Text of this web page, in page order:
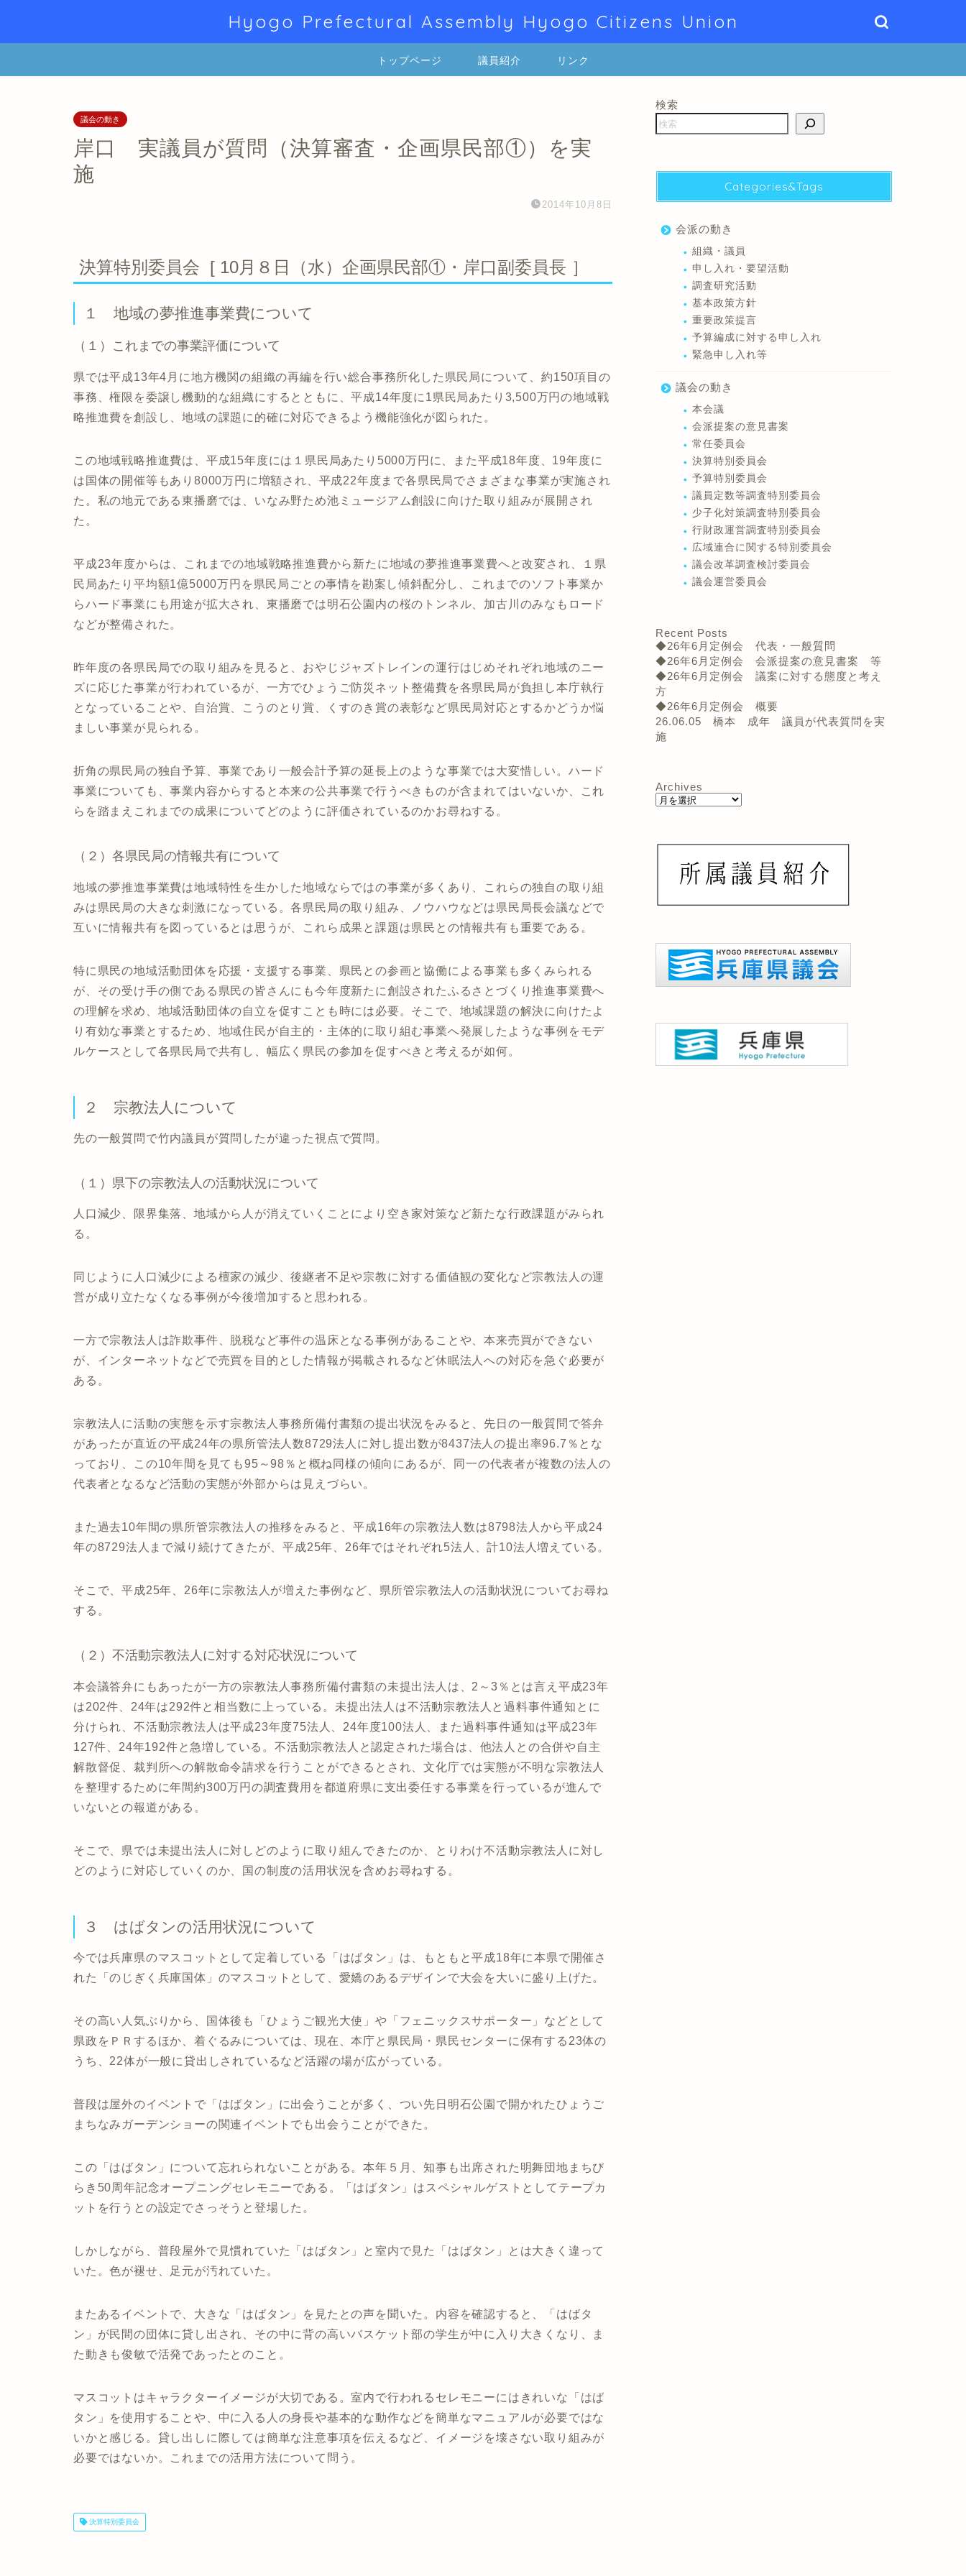
Hyogo Prefectural Assembly Hyogo Citizens Union
トップページ 議員紹介 リンク
議会の動き
岸口 実議員が質問（決算審査・企画県民部①）を実
施
2014年10月8日
決算特別委員会 [ 10月８日（水）企画県民部①・岸口副委員長 ］
１ 地域の夢推進事業費について
（１）これまでの事業評価について
県では平成13年4月に地方機関の組織の再編を行い総合事務所化した県民局について、約150項目の
事務、権限を委譲し機動的な組織にするとともに、平成14年度に1県民局あたり3,500万円の地域戦
略推進費を創設し、地域の課題に的確に対応できるよう機能強化が図られた。
この地域戦略推進費は、平成15年度には１県民局あたり5000万円に、また平成18年度、19年度に
は国体の開催等もあり8000万円に増額され、平成22年度まで各県民局でさまざまな事業が実施され
た。私の地元である東播磨では、いなみ野ため池ミュージアム創設に向けた取り組みが展開され
た。
平成23年度からは、これまでの地域戦略推進費から新たに地域の夢推進事業費へと改変され、１県
民局あたり平均額1億5000万円を県民局ごとの事情を勘案し傾斜配分し、これまでのソフト事業か
らハード事業にも用途が拡大され、東播磨では明石公園内の桜のトンネル、加古川のみなもロード
などが整備された。
昨年度の各県民局での取り組みを見ると、おやじジャズトレインの運行はじめそれぞれ地域のニー
ズに応じた事業が行われているが、一方でひょうご防災ネット整備費を各県民局が負担し本庁執行
となっていることや、自治賞、こうのとり賞、くすのき賞の表彰など県民局対応とするかどうか悩
ましい事業が見られる。
折角の県民局の独自予算、事業であり一般会計予算の延長上のような事業では大変惜しい。ハード
事業についても、事業内容からすると本来の公共事業で行うべきものが含まれてはいないか、これ
らを踏まえこれまでの成果についてどのように評価されているのかお尋ねする。
（２）各県民局の情報共有について
地域の夢推進事業費は地域特性を生かした地域ならではの事業が多くあり、これらの独自の取り組
みは県民局の大きな刺激になっている。各県民局の取り組み、ノウハウなどは県民局長会議などで
互いに情報共有を図っているとは思うが、これら成果と課題は県民との情報共有も重要である。
特に県民の地域活動団体を応援・支援する事業、県民との参画と協働による事業も多くみられる
が、その受け手の側である県民の皆さんにも今年度新たに創設されたふるさとづくり推進事業費へ
の理解を求め、地域活動団体の自立を促すことも時には必要。そこで、地域課題の解決に向けたよ
り有効な事業とするため、地域住民が自主的・主体的に取り組む事業へ発展したような事例をモデ
ルケースとして各県民局で共有し、幅広く県民の参加を促すべきと考えるが如何。
２ 宗教法人について
先の一般質問で竹内議員が質問したが違った視点で質問。
（１）県下の宗教法人の活動状況について
人口減少、限界集落、地域から人が消えていくことにより空き家対策など新たな行政課題がみられ
る。
同じように人口減少による檀家の減少、後継者不足や宗教に対する価値観の変化など宗教法人の運
営が成り立たなくなる事例が今後増加すると思われる。
一方で宗教法人は詐欺事件、脱税など事件の温床となる事例があることや、本来売買ができない
が、インターネットなどで売買を目的とした情報が掲載されるなど休眠法人への対応を急ぐ必要が
ある。
宗教法人に活動の実態を示す宗教法人事務所備付書類の提出状況をみると、先日の一般質問で答弁
があったが直近の平成24年の県所管法人数8729法人に対し提出数が8437法人の提出率96.7％とな
っており、この10年間を見ても95～98％と概ね同様の傾向にあるが、同一の代表者が複数の法人の
代表者となるなど活動の実態が外部からは見えづらい。
また過去10年間の県所管宗教法人の推移をみると、平成16年の宗教法人数は8798法人から平成24
年の8729法人まで減り続けてきたが、平成25年、26年ではそれぞれ5法人、計10法人増えている。
そこで、平成25年、26年に宗教法人が増えた事例など、県所管宗教法人の活動状況についてお尋ね
する。
（２）不活動宗教法人に対する対応状況について
本会議答弁にもあったが一方の宗教法人事務所備付書類の未提出法人は、2～3％とは言え平成23年
は202件、24年は292件と相当数に上っている。未提出法人は不活動宗教法人と過料事件通知とに
分けられ、不活動宗教法人は平成23年度75法人、24年度100法人、また過料事件通知は平成23年
127件、24年192件と急増している。不活動宗教法人と認定された場合は、他法人との合併や自主
解散督促、裁判所への解散命令請求を行うことができるとされ、文化庁では実態が不明な宗教法人
を整理するために年間約300万円の調査費用を都道府県に支出委任する事業を行っているが進んで
いないとの報道がある。
そこで、県では未提出法人に対しどのように取り組んできたのか、とりわけ不活動宗教法人に対し
どのように対応していくのか、国の制度の活用状況を含めお尋ねする。
３ はばタンの活用状況について
今では兵庫県のマスコットとして定着している「はばタン」は、もともと平成18年に本県で開催さ
れた「のじぎく兵庫国体」のマスコットとして、愛嬌のあるデザインで大会を大いに盛り上げた。
その高い人気ぶりから、国体後も「ひょうご観光大使」や「フェニックスサポーター」などとして
県政をＰＲするほか、着ぐるみについては、現在、本庁と県民局・県民センターに保有する23体の
うち、22体が一般に貸出しされているなど活躍の場が広がっている。
普段は屋外のイベントで「はばタン」に出会うことが多く、つい先日明石公園で開かれたひょうご
まちなみガーデンショーの関連イベントでも出会うことができた。
この「はばタン」について忘れられないことがある。本年５月、知事も出席された明舞団地まちび
らき50周年記念オープニングセレモニーである。「はばタン」はスペシャルゲストとしてテープカ
ットを行うとの設定でさっそうと登場した。
しかしながら、普段屋外で見慣れていた「はばタン」と室内で見た「はばタン」とは大きく違って
いた。色が褪せ、足元が汚れていた。
またあるイベントで、大きな「はばタン」を見たとの声を聞いた。内容を確認すると、「はばタ
ン」が民間の団体に貸し出され、その中に背の高いバスケット部の学生が中に入り大きくなり、ま
た動きも俊敏で活発であったとのこと。
マスコットはキャラクターイメージが大切である。室内で行われるセレモニーにはきれいな「はば
タン」を使用することや、中に入る人の身長や基本的な動作などを簡単なマニュアルが必要ではな
いかと感じる。貸し出しに際しては簡単な注意事項を伝えるなど、イメージを壊さない取り組みが
必要ではないか。これまでの活用方法について問う。
決算特別委員会
検索
Categories&Tags
会派の動き
組織・議員
申し入れ・要望活動
調査研究活動
基本政策方針
重要政策提言
予算編成に対する申し入れ
緊急申し入れ等
議会の動き
本会議
会派提案の意見書案
常任委員会
決算特別委員会
予算特別委員会
議員定数等調査特別委員会
少子化対策調査特別委員会
行財政運営調査特別委員会
広域連合に関する特別委員会
議会改革調査検討委員会
議会運営委員会
Recent Posts
◆26年6月定例会 代表・一般質問
◆26年6月定例会 会派提案の意見書案 等
◆26年6月定例会 議案に対する態度と考え
方
◆26年6月定例会 概要
26.06.05 橋本 成年 議員が代表質問を実
施
Archives